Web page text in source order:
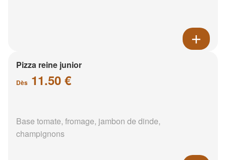
Pizza reine junior
Dès 11.50 €
Base tomate, fromage, jambon de dinde,
champignons